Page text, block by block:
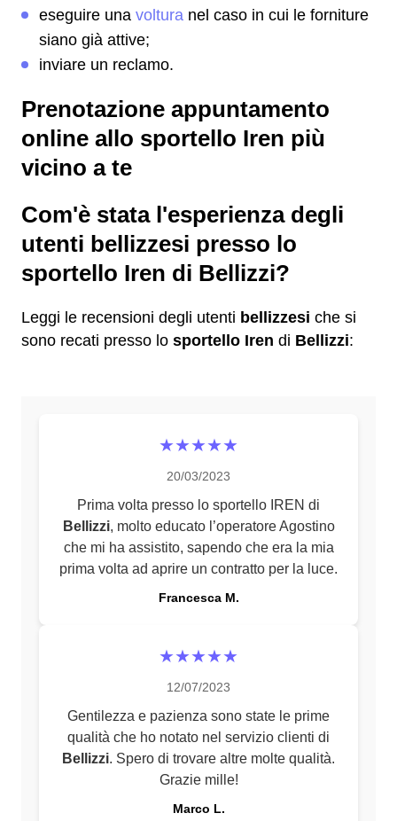
eseguire una voltura nel caso in cui le forniture
siano già attive;
inviare un reclamo.
Prenotazione appuntamento
online allo sportello Iren più
vicino a te
Com'è stata l'esperienza degli
utenti bellizzesi presso lo
sportello Iren di Bellizzi?
Leggi le recensioni degli utenti bellizzesi che si
sono recati presso lo sportello Iren di Bellizzi:
★★★★★
20/03/2023
Prima volta presso lo sportello IREN di
Bellizzi, molto educato l’operatore Agostino
che mi ha assistito, sapendo che era la mia
prima volta ad aprire un contratto per la luce.
Francesca M.
★★★★★
12/07/2023
Gentilezza e pazienza sono state le prime
qualità che ho notato nel servizio clienti di
Bellizzi. Spero di trovare altre molte qualità.
Grazie mille!
Marco L.